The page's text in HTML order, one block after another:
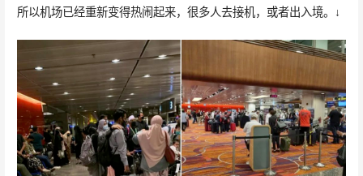
所以机场已经重新变得热闹起来，很多人去接机，或者出入境。↓